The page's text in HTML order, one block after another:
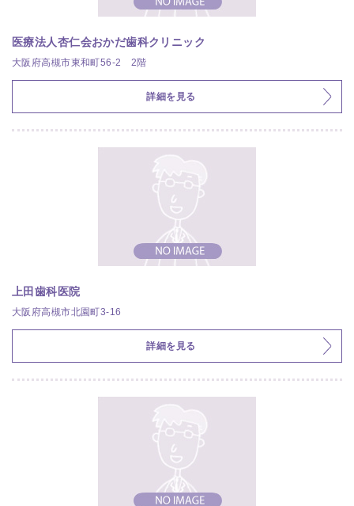
医療法人杏仁会おかだ歯科クリニック
大阪府高槻市東和町56-2 2階
詳細を見る
上田歯科医院
大阪府高槻市北園町3-16
詳細を見る